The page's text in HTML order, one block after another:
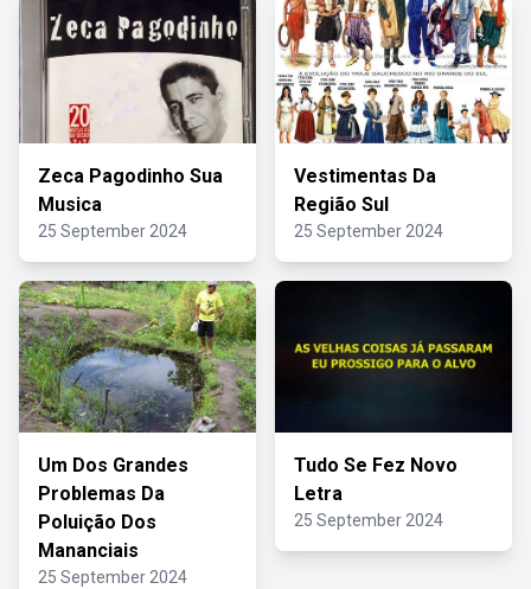
Zeca Pagodinho Sua
Musica
25 September 2024
Vestimentas Da
Região Sul
25 September 2024
Um Dos Grandes
Problemas Da
Poluição Dos
Mananciais
25 September 2024
Tudo Se Fez Novo
Letra
25 September 2024